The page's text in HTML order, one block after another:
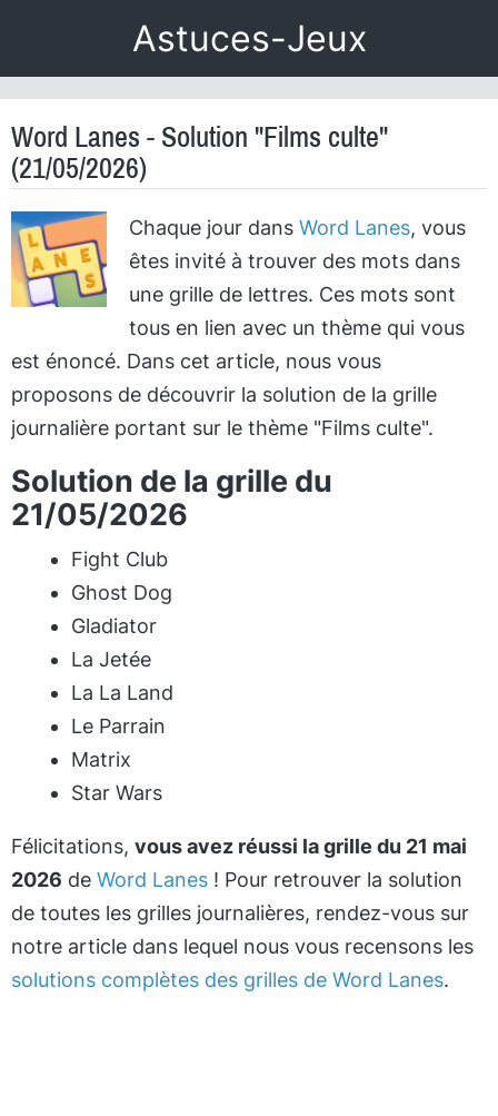
Astuces-Jeux
Word Lanes - Solution "Films culte"
(21/05/2026)
Chaque jour dans Word Lanes, vous
êtes invité à trouver des mots dans
une grille de lettres. Ces mots sont
tous en lien avec un thème qui vous
est énoncé. Dans cet article, nous vous
proposons de découvrir la solution de la grille
journalière portant sur le thème "Films culte".
Solution de la grille du
21/05/2026
Fight Club
Ghost Dog
Gladiator
La Jetée
La La Land
Le Parrain
Matrix
Star Wars
Félicitations, vous avez réussi la grille du 21 mai
2026 de Word Lanes ! Pour retrouver la solution
de toutes les grilles journalières, rendez-vous sur
notre article dans lequel nous vous recensons les
solutions complètes des grilles de Word Lanes.